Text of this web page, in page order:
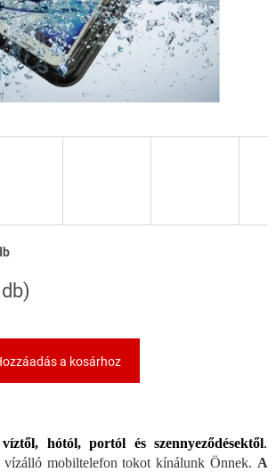
a kosárhoz
hótól, portól és szennyeződésektől.
vízálló mobiltelefon tokot kínálunk Önnek. A